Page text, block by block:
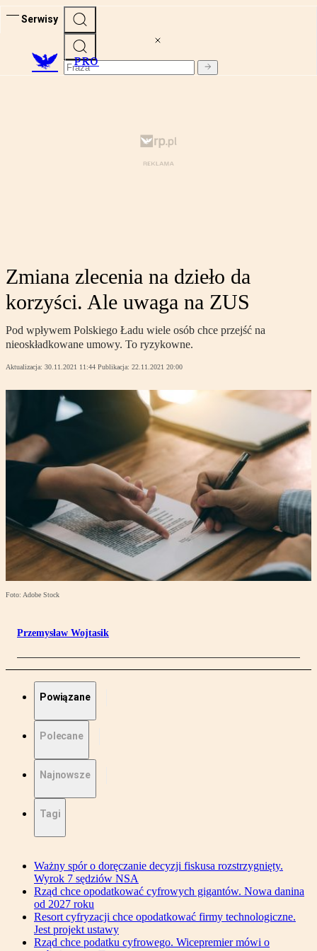
Serwisy
PRO
Zmiana zlecenia na dzieło da
korzyści. Ale uwaga na ZUS
Pod wpływem Polskiego Ładu wiele osób chce przejść na
nieoskładkowane umowy. To ryzykowne.
Aktualizacja: 30.11.2021 11:44 Publikacja: 22.11.2021 20:00
Foto: Adobe Stock
Przemysław Wojtasik
Powiązane
Polecane
Najnowsze
Tagi
Ważny spór o doręczanie decyzji fiskusa rozstrzygnięty.
Wyrok 7 sędziów NSA
Rząd chce opodatkować cyfrowych gigantów. Nowa danina
od 2027 roku
Resort cyfryzacji chce opodatkować firmy technologiczne.
Jest projekt ustawy
Rząd chce podatku cyfrowego. Wicepremier mówi o